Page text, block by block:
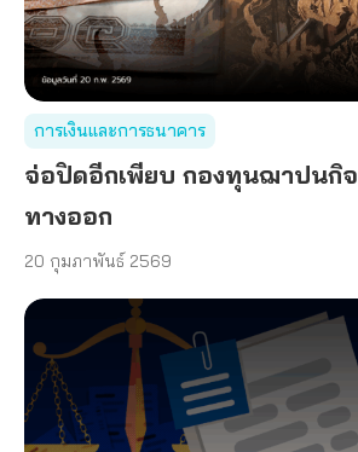
การเงินและการธนาคาร
จ่อปิดอีกเพียบ กองทุนฌาปนกิจ
ทางออก
20 กุมภาพันธ์ 2569